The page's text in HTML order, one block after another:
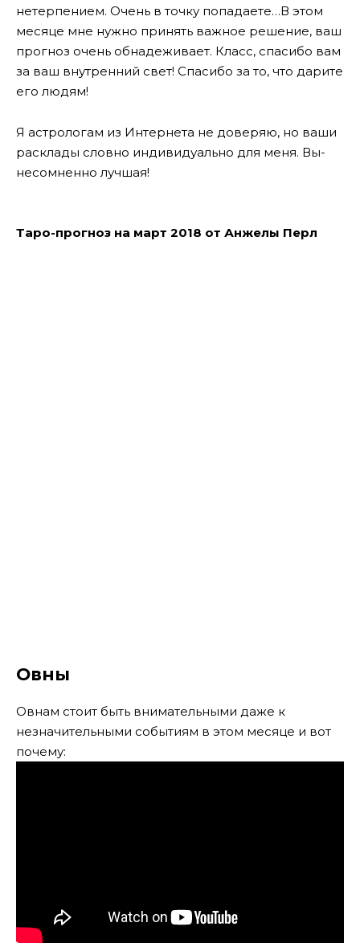
нетерпением. Очень в точку попадаете…В этом
месяце мне нужно принять важное решение, ваш
прогноз очень обнадеживает. Класс, спасибо вам
за ваш внутренний свет! Спасибо за то, что дарите
его людям!
Я астрологам из Интернета не доверяю, но ваши
расклады словно индивидуально для меня. Вы-
несомненно лучшая!
Таро-прогноз на март 2018 от Анжелы Перл
Овны
Овнам стоит быть внимательными даже к
незначительными событиям в этом месяце и вот
почему: